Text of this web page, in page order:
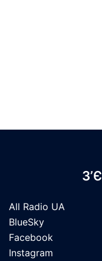
All Radio UA
BlueSky
Facebook
Instagram